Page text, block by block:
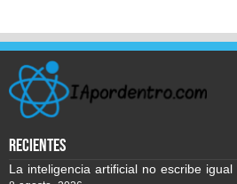
recientes
La inteligencia artificial no escribe